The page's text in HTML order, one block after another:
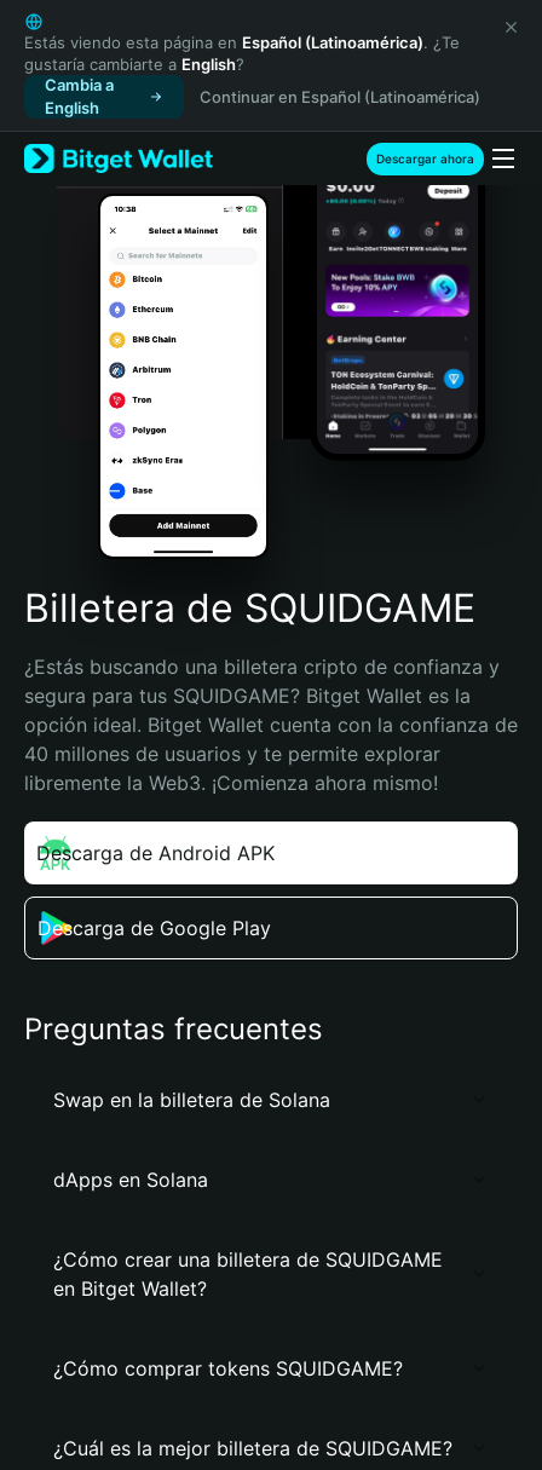
English
日本語
Tiếng Việt
Русский
Español (Latinoamérica)
Türkçe
Italiano
Português (Portugal)
Bahasa Indonesia
Português (Brasil)
Español (Argentina)
Estás viendo esta página en Español (Latinoamérica). ¿Te
gustaría cambiarte a English?
Cambia a
English
Continuar en Español (Latinoamérica)
Descargar ahora
Billetera de SQUIDGAME
¿Estás buscando una billetera cripto de confianza y
segura para tus SQUIDGAME? Bitget Wallet es la
opción ideal. Bitget Wallet cuenta con la confianza de
40 millones de usuarios y te permite explorar
libremente la Web3. ¡Comienza ahora mismo!
Descarga de Android APK
Descarga de Google Play
Preguntas frecuentes
Swap en la billetera de Solana
dApps en Solana
¿Cómo crear una billetera de SQUIDGAME
en Bitget Wallet?
¿Cómo comprar tokens SQUIDGAME?
¿Cuál es la mejor billetera de SQUIDGAME?